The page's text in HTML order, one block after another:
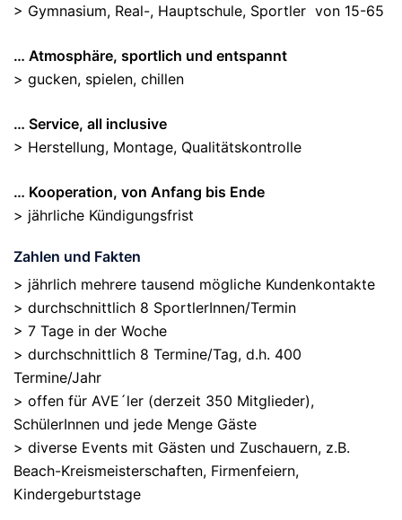
> Gymnasium, Real-, Hauptschule, Sportler von 15-65
… Atmosphäre, sportlich und entspannt
> gucken, spielen, chillen
… Service, all inclusive
> Herstellung, Montage, Qualitätskontrolle
… Kooperation, von Anfang bis Ende
> jährliche Kündigungsfrist
Zahlen und Fakten
> jährlich mehrere tausend mögliche Kundenkontakte
> durchschnittlich 8 SportlerInnen/Termin
> 7 Tage in der Woche
> durchschnittlich 8 Termine/Tag, d.h. 400
Termine/Jahr
> offen für AVE´ler (derzeit 350 Mitglieder),
SchülerInnen und jede Menge Gäste
> diverse Events mit Gästen und Zuschauern, z.B.
Beach-Kreismeisterschaften, Firmenfeiern,
Kindergeburtstage